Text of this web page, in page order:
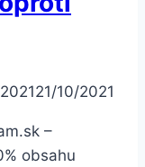
21/10/2021
–
obsahu